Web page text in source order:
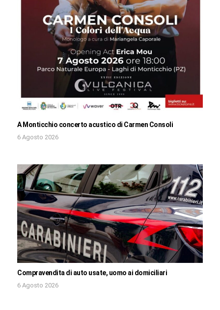
A Monticchio concerto acustico di Carmen Consoli
6 Agosto 2026
Compravendita di auto usate, uomo ai domiciliari
6 Agosto 2026